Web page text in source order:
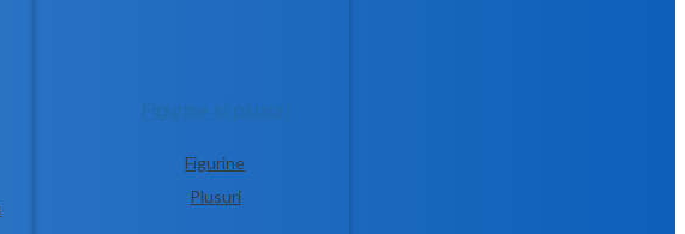
Figurine
Plusuri